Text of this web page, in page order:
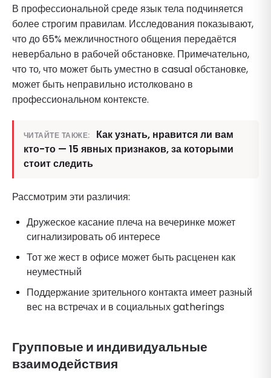
В профессиональной среде язык тела подчиняется
более строгим правилам. Исследования показывают,
что до 65% межличностного общения передаётся
невербально в рабочей обстановке. Примечательно,
что то, что может быть уместно в casual обстановке,
может быть неправильно истолковано в
профессиональном контексте.
ЧИТАЙТЕ ТАКЖЕ:
Как узнать, нравится ли вам
кто-то — 15 явных признаков, за которыми
стоит следить
Рассмотрим эти различия:
Дружеское касание плеча на вечеринке может
сигнализировать об интересе
Тот же жест в офисе может быть расценен как
неуместный
Поддержание зрительного контакта имеет разный
вес на встречах и в социальных gatherings
Групповые и индивидуальные
взаимодействия